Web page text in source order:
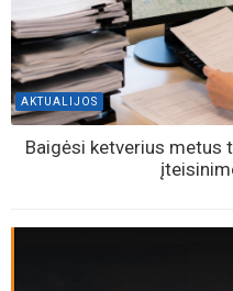
AKTUALIJOS
Baigėsi ketverius metus